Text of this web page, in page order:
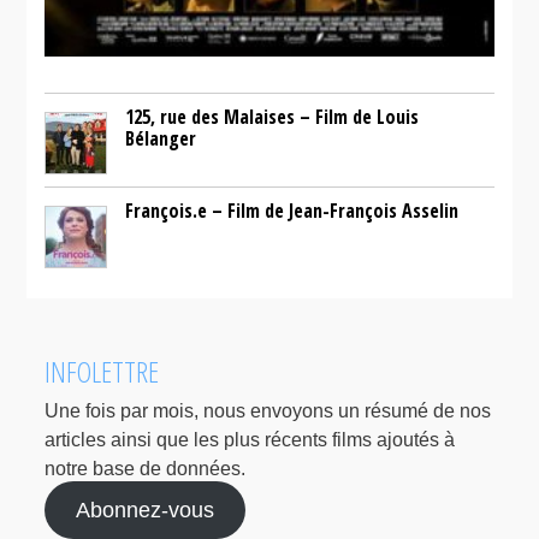
125, rue des Malaises – Film de Louis
Bélanger
François.e – Film de Jean-François Asselin
INFOLETTRE
Une fois par mois, nous envoyons un résumé de nos
articles ainsi que les plus récents films ajoutés à
notre base de données.
Abonnez-vous